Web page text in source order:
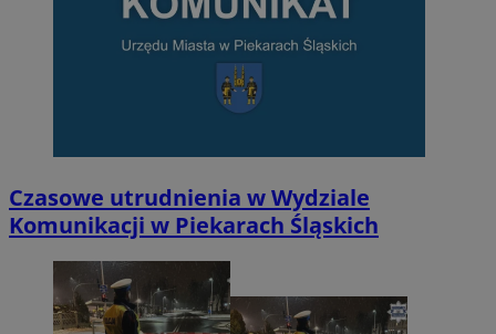
Czasowe utrudnienia w Wydziale
Komunikacji w Piekarach Śląskich